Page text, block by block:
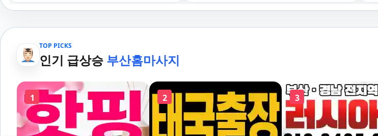
TOP PICKS
인기 급상승 부산홈마사지
1 2 3